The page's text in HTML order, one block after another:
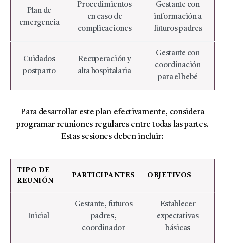
Plan de
emergencia
Procedimientos
en caso de
complicaciones
Gestante con
información a
futuros padres
Cuidados
postparto
Recuperación y
alta hospitalaria
Gestante con
coordinación
para el bebé
Para desarrollar este plan efectivamente, considera
programar reuniones regulares entre todas las partes.
Estas sesiones deben incluir:
TIPO DE
REUNIÓN
PARTICIPANTES OBJETIVOS
Inicial
Gestante, futuros
padres,
coordinador
Establecer
expectativas
básicas